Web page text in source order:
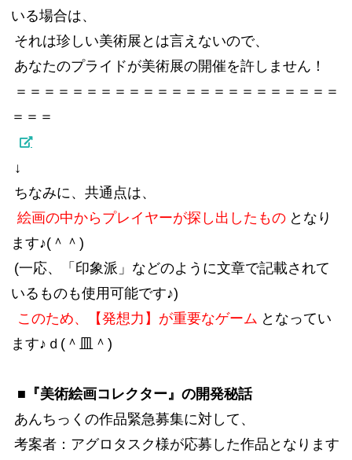
いる場合は、
それは珍しい美術展とは言えないので、
あなたのプライドが美術展の開催を許しません！
＝＝＝＝＝＝＝＝＝＝＝＝＝＝＝＝＝＝＝＝＝＝＝
＝＝＝
↓
ちなみに、共通点は、
絵画の中からプレイヤーが探し出したもの となり
ます♪(＾＾)
(一応、「印象派」などのように文章で記載されて
いるものも使用可能です♪)
このため、【発想力】が重要なゲーム となってい
ます♪ｄ(＾皿＾)
■『美術絵画コレクター』の開発秘話
あんちっくの作品緊急募集に対して、
考案者：アグロタスク様が応募した作品となります